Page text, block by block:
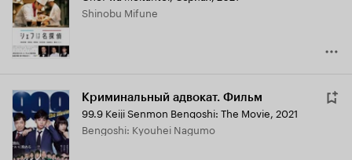
Shinobu Mifune
Криминальный адвокат. Фильм
99.9 Keiji Senmon Bengoshi: The Movie, 2021
Bengoshi: Kyouhei Nagumo